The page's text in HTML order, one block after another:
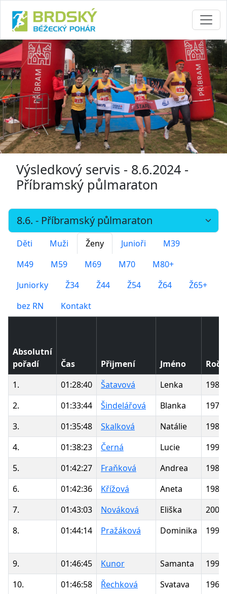
Výsledkový servis - 8.6.2024 -
Příbramský půlmaraton
Děti Muži Ženy Junioři
M39
M49
M59 M69 M70
M80+
Juniorky
Ž34 Ž44 Ž54 Ž64
Ž65+
bez RN
Kontakt
Absolutní
pořadí
Čas Přijmení Jméno
1.
01:28:40 Šatavová Lenka
1986
2.
01:33:44 Šindelářová Blanka
1972
3.
01:35:48 Skalková Natálie
1988
4.
01:38:23 Černá Lucie
1993
5.
01:42:27 Fraňková Andrea
1989
6.
01:42:36 Křížová Aneta
1989
7.
01:43:03 Nováková Eliška
2005
8.
01:44:14 Pražáková Dominika 1992
9. 01:46:45 Kunor Samanta
1991
10.
01:46:58 Řechková Svatava 1967